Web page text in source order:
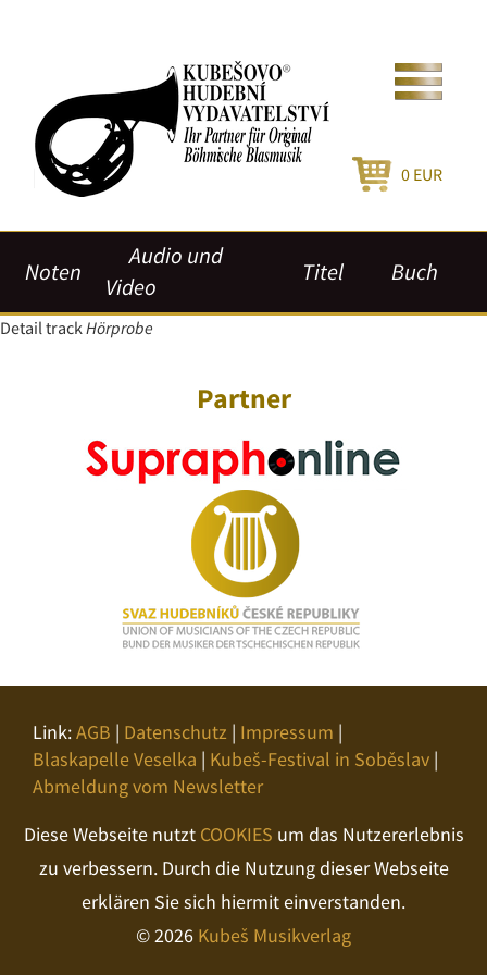
0 EUR
Noten
Audio und
Video
Titel Buch
Detail trackHörprobe
Partner
Link:AGB | Datenschutz | Impressum |
Blaskapelle Veselka | Kubeš-Festival in Soběslav |
Abmeldung vom Newsletter
Diese Webseite nutzt COOKIES um das Nutzererlebnis
zu verbessern. Durch die Nutzung dieser Webseite
erklären Sie sich hiermit einverstanden.
© 2026 Kubeš Musikverlag